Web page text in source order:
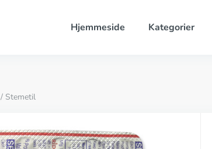
Hjemmeside Kategorier
/ Stemetil